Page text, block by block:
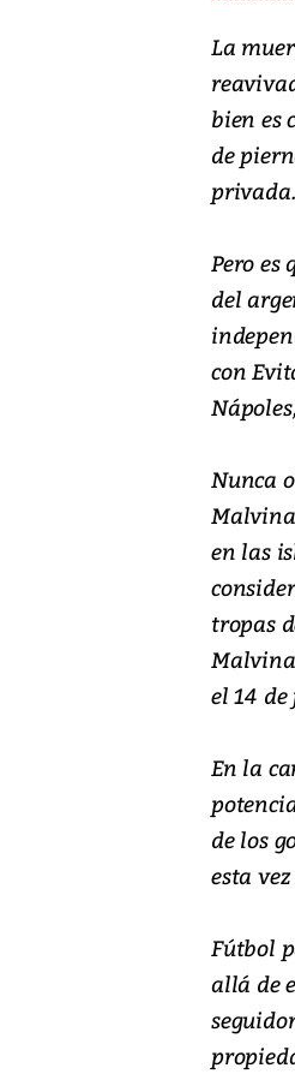
La
bien es
de
privada.
Pero es
del
con
Nunca
en las
tropas
el 14
En la
de los
esta
Fútbol
allá de